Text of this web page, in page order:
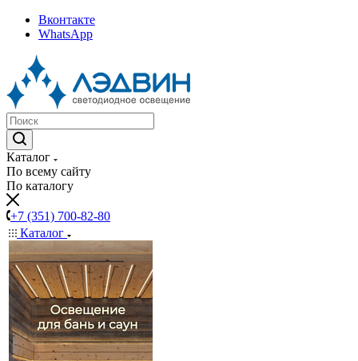
Вконтакте
WhatsApp
Каталог
По всему сайту
По каталогу
+7 (351) 700-82-80
Каталог